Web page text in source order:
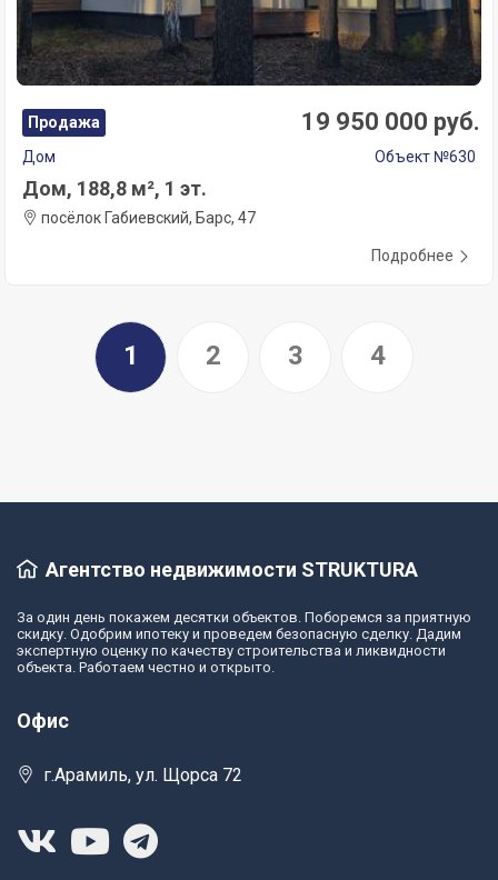
Продажа 19 950 000 руб.
Дом Объект №630
Дом, 188,8 м², 1 эт.
посёлок Габиевский, Барс, 47
Подробнее
1 2 3 4
Агентство недвижимости STRUKTURA
За один день покажем десятки объектов. Поборемся за приятную
скидку. Одобрим ипотеку и проведем безопасную сделку. Дадим
экспертную оценку по качеству строительства и ликвидности
объекта. Работаем честно и открыто.
Офис
г.Арамиль, ул. Щорса 72